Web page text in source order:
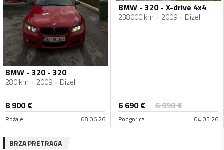
BMW - 320 - 320
280 km 2009 Dizel
8 900€
Rožaje 08.06.26
BMW - 320 - X-drive 4x4
238000 km 2009 Dizel
6 690€ 6 990€
Podgorica 04.05.26
BRZA PRETRAGA